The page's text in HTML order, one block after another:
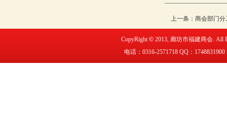
上一条： 商会部门
CopyRight©2013, 廊坊市福建商会. All
电话：0316-2571718 QQ： 1748831900